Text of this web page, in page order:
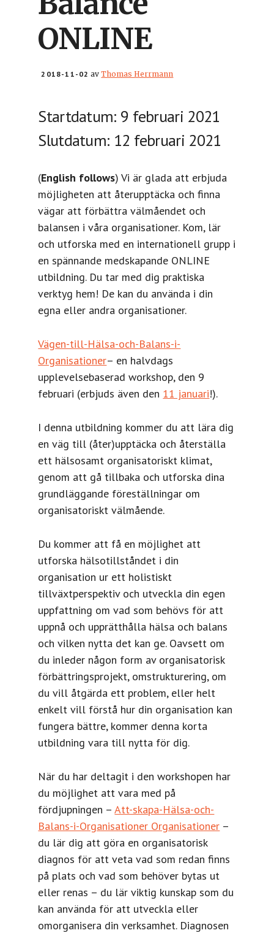
ONLINE
2018-11-02 avThomas Herrmann
Startdatum: 9 februari 2021
Slutdatum: 12 februari 2021
(English follows) Vi är glada att erbjuda
möjligheten att återupptäcka och finna
vägar att förbättra välmåendet och
balansen i våra organisationer. Kom, lär
och utforska med en internationell grupp i
en spännande medskapande ONLINE
utbildning. Du tar med dig praktiska
verktyg hem! De kan du använda i din
egna eller andra organisationer.
Vägen-till-Hälsa-och-Balans-i-
Organisationer– en halvdags
upplevelsebaserad workshop, den 9
februari (erbjuds även den 11 januari!).
I denna utbildning kommer du att lära dig
en väg till (åter)upptäcka och återställa
ett hälsosamt organisatoriskt klimat,
genom att gå tillbaka och utforska dina
grundläggande föreställningar om
organisatoriskt välmående.
Du kommer att få en möjlighet att
utforska hälsotillståndet i din
organisation ur ett holistiskt
tillväxtperspektiv och utveckla din egen
uppfattning om vad som behövs för att
uppnå och upprätthålla hälsa och balans
och vilken nytta det kan ge. Oavsett om
du inleder någon form av organisatorisk
förbättringsprojekt, omstrukturering, om
du vill åtgärda ett problem, eller helt
enkelt vill förstå hur din organisation kan
fungera bättre, kommer denna korta
utbildning vara till nytta för dig.
När du har deltagit i den workshopen har
du möjlighet att vara med på
fördjupningen –Att-skapa-Hälsa-och-
Balans-i-Organisationer Organisationer –
du lär dig att göra en organisatorisk
diagnos för att veta vad som redan finns
på plats och vad som behöver bytas ut
eller renas – du lär viktig kunskap som du
kan använda för att utveckla eller
omorganisera din verksamhet. Diagnosen